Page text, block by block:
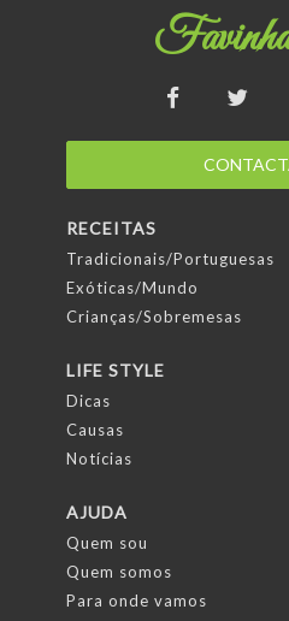
RECEITAS
Tradicionais/Portuguesas
Exóticas/Mundo
Crianças/Sobremesas
LIFE STYLE
Dicas
Causas
Notícias
AJUDA
Quem sou
Quem somos
Para onde vamos